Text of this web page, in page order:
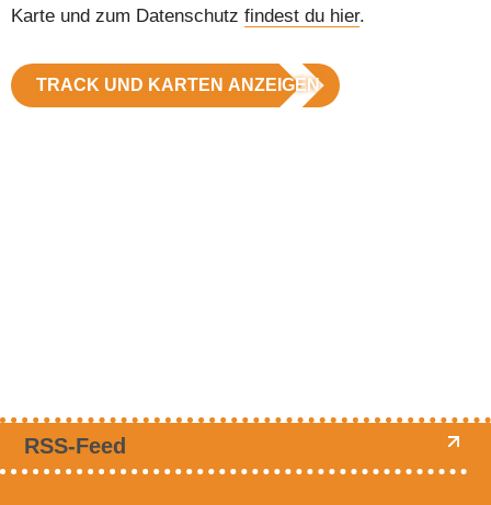
Karte und zum Datenschutz findest du hier.
TRACK UND KARTEN ANZEIGEN
RSS-Feed